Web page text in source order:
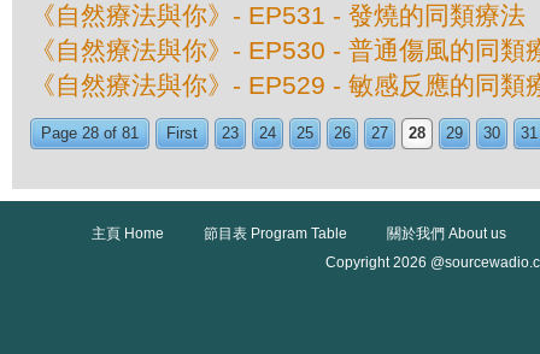
《自然療法與你》- EP531 - 發燒的同類療法
《自然療法與你》- EP530 - 普通傷風的同類
《自然療法與你》- EP529 - 敏感反應的同類
Page 28 of 81 First 23 24 25 26 27 28 29 30 31
主頁 Home 節目表 Program Table
關於我們 About us
Copyright 2026